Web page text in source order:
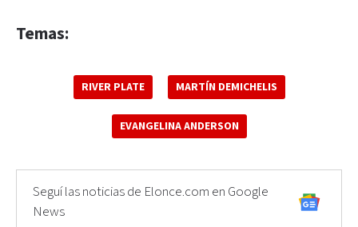
Temas:
RIVER PLATE MARTÍN DEMICHELIS
EVANGELINA ANDERSON
Seguí las noticias de Elonce.com en Google
News